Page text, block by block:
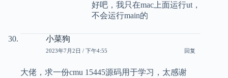
好吧，我只在mac上面运行ut，
不会运行main的
小菜狗
2023年7月2日 / 下午4:55 回复
大佬，求一份cmu 15445源码用于学习，太感谢